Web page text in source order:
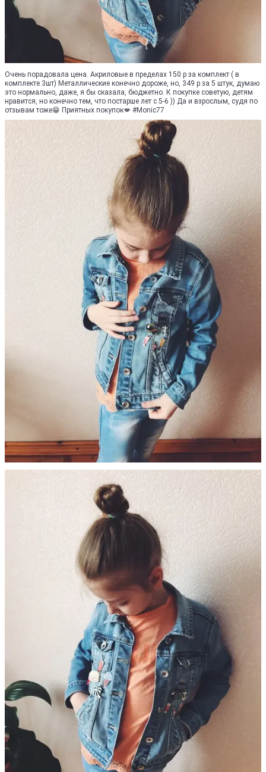
Очень порадовала цена. Акриловые в пределах 150 р за комплект ( в
комплекте 3шт) Металлические конечно дороже, но, 349 р за 5 штук, думаю
это нормально, даже, я бы сказала, бюджетно. К покупке советую, детям
нравится, но конечно тем, что постарше лет с 5-6 )) Да и взрослым, судя по
отзывам тоже😁 Приятных покупок💋 #Monic77